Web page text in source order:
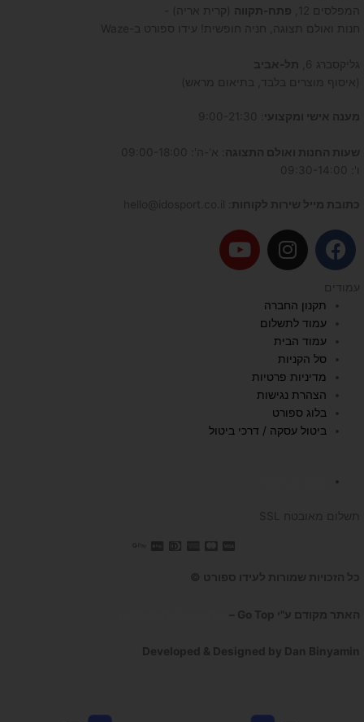
המפלסים 12,
פתח-תקווה (קרית אריה) -
חנות ואולם תצוגה, חניה חופשית! עידו ספורט ב-Waze
גליקסברג 6,
תל-אביב
(איסוף מוצרים בלבד, בתיאום מראש)
מענה אישי ומקצועי
שעות החנות ואולם התצוגה : א'-ה': 09:00-18:00
ו': 09:30-14:00
כתובת מייל שירות לקוחות
F
a
c
e
b
o
o
k
I
n
t
a
g
r
a
m
Y
o
עמודים
תקנון החברה
עמוד לתשלום
עמוד הבית
סל הקניות
מדיניות פרטיות
הצהרת נגישות
בלוג ספורט
ביטול עסקה / דרכי ביטול
תשלום מאובטח SSL
כל הזכויות שמורות לעידו ספורט ©
האתר מקודם ע"י Go Top –
Developed & Designed by Dan Binyamin